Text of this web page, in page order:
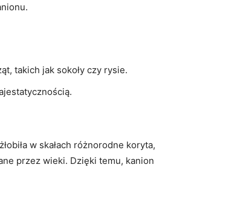
takich jak sokoły‌ czy ‍rysie.
w skałach różnorodne koryta,
przez wieki. Dzięki temu, kanion